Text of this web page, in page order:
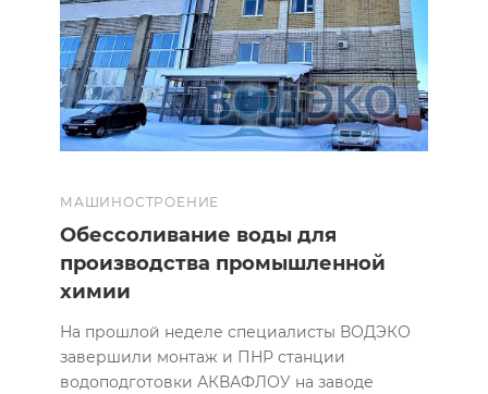
МАШИНОСТРОЕНИЕ
Обессоливание воды для
производства промышленной
химии
На прошлой неделе специалисты ВОДЭКО
завершили монтаж и ПНР станции
водоподготовки АКВАФЛОУ на заводе